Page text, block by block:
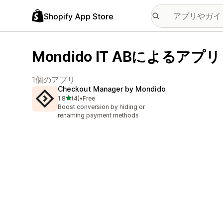
Shopify App Store
Mondido IT ABによるアプリ
1個のアプリ
Checkout Manager by Mondido
1.85つ星中
(4)
合計レビュー数：4件
•Free
Boost conversion by hiding or
renaming payment methods